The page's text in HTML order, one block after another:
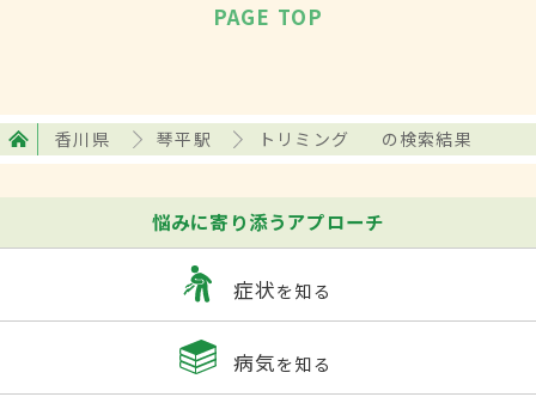
PAGE TOP
香川県 琴平駅 トリミング の検索結果
悩みに寄り添うアプローチ
症状を知る
病気を知る